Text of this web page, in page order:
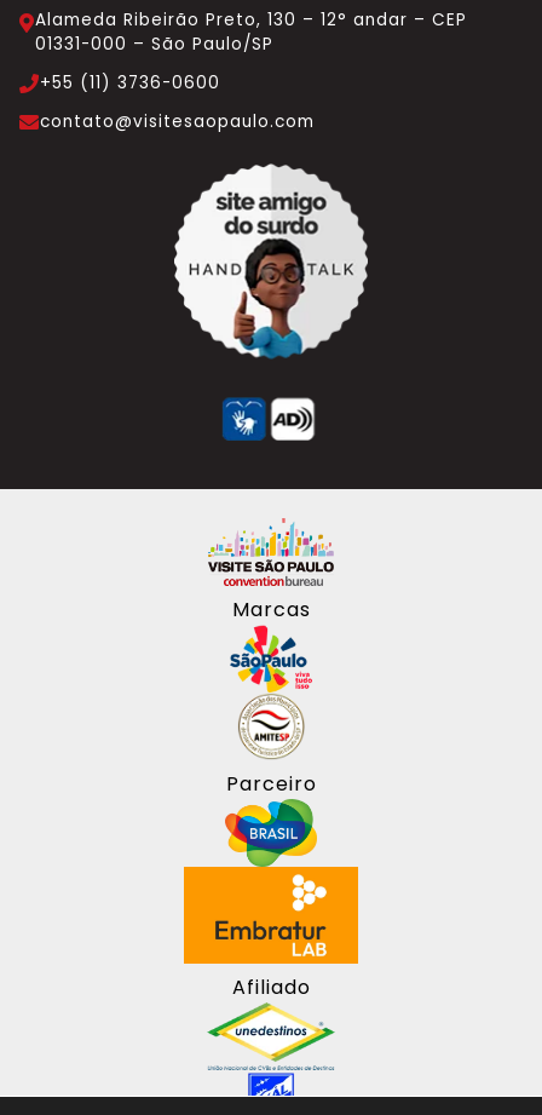
Alameda Ribeirão Preto, 130 – 12° andar – CEP
01331-000 – São Paulo/SP
+55 (11) 3736-0600
contato@visitesaopaulo.com
Marcas
Parceiro
Afiliado